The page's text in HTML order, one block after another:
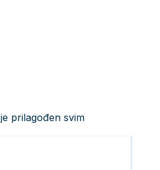
je prilagođen svim